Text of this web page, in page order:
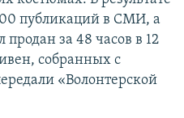
публикаций в СМИ, а
за 48 часов в 12
собранных с
«Волонтерской